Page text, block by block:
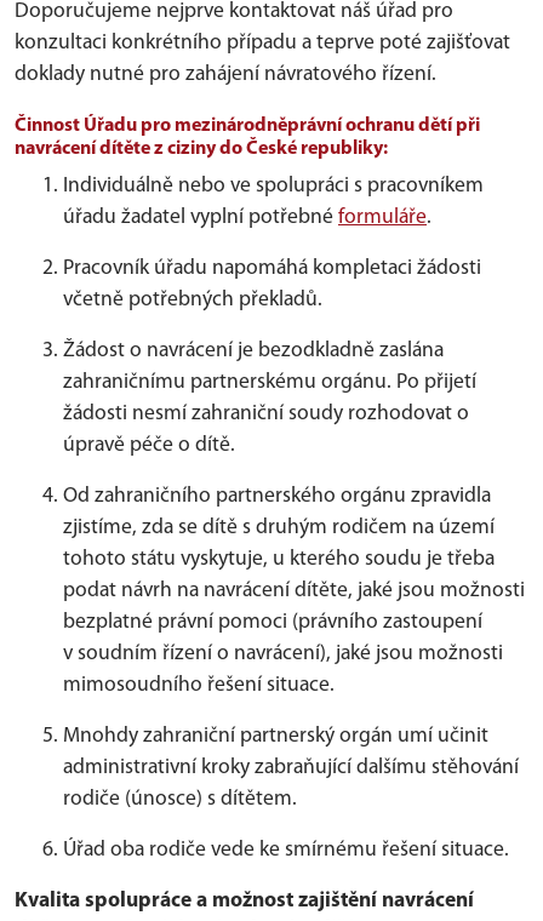
Doporučujeme nejprve kontaktovat náš úřad pro
konzultaci konkrétního případu a teprve poté zajišťovat
doklady nutné pro zahájení návratového řízení.
Činnost Úřadu pro mezinárodněprávní ochranu dětí při
navrácení dítěte z ciziny do České republiky:
Individuálně nebo ve spolupráci s pracovníkem
úřadu žadatel vyplní potřebné formuláře.
Pracovník úřadu napomáhá kompletaci žádosti
včetně potřebných překladů.
Žádost o navrácení je bezodkladně zaslána
zahraničnímu partnerskému orgánu. Po přijetí
žádosti nesmí zahraniční soudy rozhodovat o
úpravě péče o dítě.
Od zahraničního partnerského orgánu zpravidla
zjistíme, zda se dítě s druhým rodičem na území
tohoto státu vyskytuje, u kterého soudu je třeba
podat návrh na navrácení dítěte, jaké jsou možnosti
bezplatné právní pomoci (právního zastoupení
v soudním řízení o navrácení), jaké jsou možnosti
mimosoudního řešení situace.
Mnohdy zahraniční partnerský orgán umí učinit
administrativní kroky zabraňující dalšímu stěhování
rodiče (únosce) s dítětem.
Úřad oba rodiče vede ke smírnému řešení situace.
Kvalita spolupráce a možnost zajištění navrácení